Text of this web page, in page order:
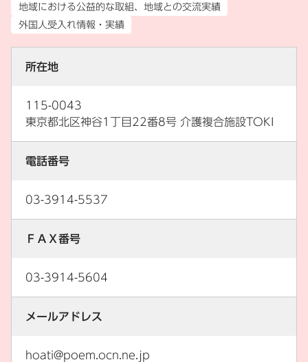
地域における公益的な取組、地域との交流実績
外国人受入れ情報・実績
所在地
115-0043
東京都北区神谷1丁目22番8号 介護複合施設TOKI
電話番号
03-3914-5537
ＦＡＸ番号
03-3914-5604
メールアドレス
hoati@poem.ocn.ne.jp